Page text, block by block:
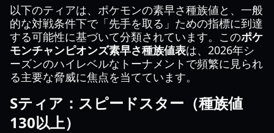
以下のティアは、ポケモンの素早さ種族値と、一般
的な対戦条件下で「先手を取る」ための指標に到達
する可能性に基づいて分類されています。このポケ
モンチャンピオンズ素早さ種族値表は、2026年シ
ーズンのハイレベルなトーナメントで頻繁に見られ
る主要な脅威に焦点を当てています。
Sティア：スピードスター（種族値
130以上）